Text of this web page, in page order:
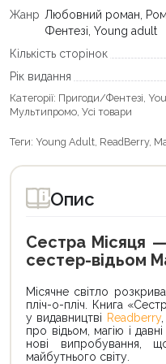
Жанр Любовний роман,
Фентезі, Young adult
Кількість сторінок
Рік видання
Категорії: Пригоди/Фентезі
Мультипромо Усі товари
Теги: Young Adult ReadBerry,
Опис
Сестра Місяця
сестер-відьом
Місячне світло
пліч-о-пліч. Книга
у видавництві Readberry
про відьом, магію і
нові випробування,
майбутнього світу.